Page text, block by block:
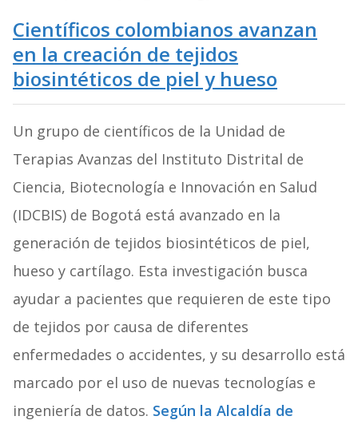
Científicos colombianos avanzan
en la creación de tejidos
biosintéticos de piel y hueso
Un grupo de científicos de la Unidad de
Terapias Avanzas del Instituto Distrital de
Ciencia, Biotecnología e Innovación en Salud
(IDCBIS) de Bogotá está avanzado en la
generación de tejidos biosintéticos de piel,
hueso y cartílago. Esta investigación busca
ayudar a pacientes que requieren de este tipo
de tejidos por causa de diferentes
enfermedades o accidentes, y su desarrollo está
marcado por el uso de nuevas tecnologías e
ingeniería de datos. Según la Alcaldía de